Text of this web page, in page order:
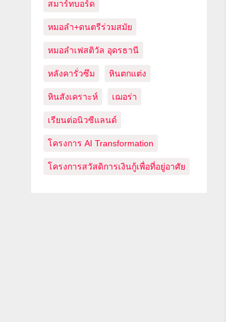
สมาร์ทบอร์ด
หมอลำ+ดนตรีร่วมสมัย
หมอลำเฟสติวัล อุดรธานี
หลังคารั่วซึม หินตกแต่ง
หินสังเคราะห์ เฌอร่า
เรียนต่อนิวซีแลนด์
โครงการ AI Transformation
โครงการสวัสดิการเงินกู้เพื่อที่อยู่อาศัย